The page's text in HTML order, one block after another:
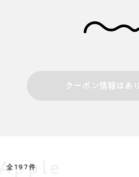
クーポン情報はあ
全197件